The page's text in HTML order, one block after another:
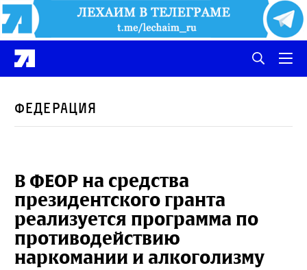
Федерация
В ФЕОР на средства
президентского гранта
реализуется программа по
противодействию
наркомании и алкоголизму